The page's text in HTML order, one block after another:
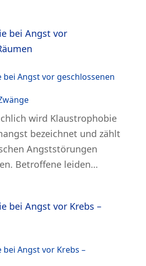
bei Angst vor geschlossenen
wird Klaustrophobie
bezeichnet und zählt
Angststörungen
Betroffene leiden…
bei Angst vor Krebs –